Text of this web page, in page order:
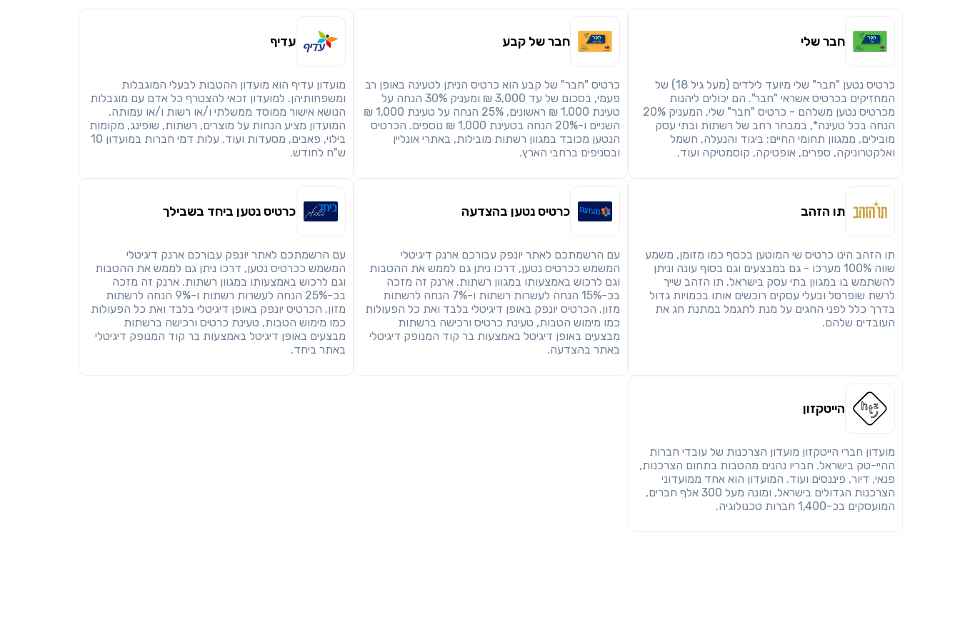
חבר שלי
כרטיס נטען "חבר" שלי מיועד לילדים (מעל גיל 18) של
המחזיקים בכרטיס אשראי "חבר". הם יכולים ליהנות
מכרטיס נטען משלהם - כרטיס "חבר" שלי, המעניק 20%
הנחה בכל טעינה*, במבחר רחב של רשתות ובתי עסק
מובילים, ממגוון תחומי החיים: ביגוד והנעלה, חשמל
ואלקטרוניקה, ספרים, אופטיקה, קוסמטיקה ועוד.
חבר של קבע
כרטיס "חבר" של קבע הוא כרטיס הניתן לטעינה באופן רב
פעמי, בסכום של עד 3,000 ₪ ומעניק 30% הנחה על
טעינת 1,000 ₪ ראשונים, 25% הנחה על טעינת 1,000 ₪
השניים ו-20% הנחה בטעינת 1,000 ₪ נוספים. הכרטיס
הנטען מכובד במגוון רשתות מובילות, באתרי אונליין
ובסניפים ברחבי הארץ.
עדיף
מועדון עדיף הוא מועדון ההטבות לבעלי המוגבלות
ומשפחותיהן. למועדון זכאי להצטרף כל אדם עם מוגבלות
הנושא אישור ממוסד ממשלתי ו/או רשות ו/או עמותה.
המועדון מציע הנחות על מוצרים, רשתות, שופינג, מקומות
בילוי, פאבים, מסעדות ועוד. עלות דמי חברות במועדון 10
ש"ח לחודש.
תו הזהב
תו הזהב הינו כרטיס שי המוטען בכסף כמו מזומן, משמע
שווה 100% מערכו - גם במבצעים וגם בסוף עונה וניתן
להשתמש בו במגוון בתי עסק בישראל. תו הזהב שייך
לרשת שופרסל ובעלי עסקים רוכשים אותו בכמויות גדול
בדרך כלל לפני החגים על מנת לתגמל במתנת חג את
העובדים שלהם.
כרטיס נטען בהצדעה
עם הרשמתכם לאתר יונפק עבורכם ארנק דיגיטלי
המשמש ככרטיס נטען, דרכו ניתן גם לממש את ההטבות
וגם לרכוש באמצעותו במגוון רשתות. ארנק זה מזכה
בכ-15% הנחה לעשרות רשתות ו-7% הנחה לרשתות
מזון. הכרטיס יונפק באופן דיגיטלי בלבד ואת כל הפעולות
כמו מימוש הטבות, טעינת כרטיס ורכישה ברשתות
מבצעים באופן דיגיטל באמצעות בר קוד המנופק דיגיטלי
באתר בהצדעה.
כרטיס נטען ביחד בשבילך
עם הרשמתכם לאתר יונפק עבורכם ארנק דיגיטלי
המשמש ככרטיס נטען, דרכו ניתן גם לממש את ההטבות
וגם לרכוש באמצעותו במגוון רשתות. ארנק זה מזכה
בכ-25% הנחה לעשרות רשתות ו-9% הנחה לרשתות
מזון. הכרטיס יונפק באופן דיגיטלי בלבד ואת כל הפעולות
כמו מימוש הטבות, טעינת כרטיס ורכישה ברשתות
מבצעים באופן דיגיטל באמצעות בר קוד המנופק דיגיטלי
באתר ביחד.
הייטקזון
מועדון חברי הייטקזון מועדון הצרכנות של עובדי חברות
ההיי-טק בישראל. חבריו נהנים מהטבות בתחום הצרכנות,
פנאי, דיור, פיננסים ועוד. המועדון הוא אחד ממועדוני
הצרכנות הגדולים בישראל, ומונה מעל 300 אלף חברים,
המועסקים בכ-1,400 חברות טכנולוגיה.